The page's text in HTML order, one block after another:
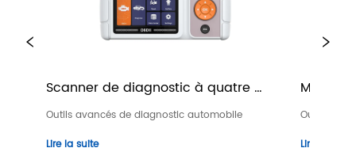
à quatre
diagnostic automobile
M601 Toyota - Appareil de
diagnostic des systèmes
Outils avancés de diagnostic